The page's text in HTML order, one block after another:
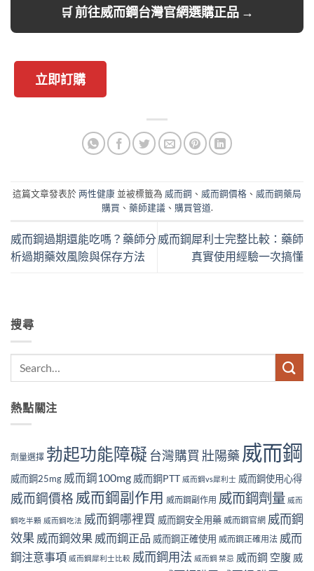
🛒 前往威而鋼台灣官網選購正品 →
立即訂購
這篇文章發表於两性健康 並被標籤為 威而鋼 、 威而鋼價格 、 威而鋼藥局
購買 、 藥師建議、 購買管道.
威而鋼過期還能吃嗎？藥師分
析過期藥效風險與保存方法
威而鋼犀利士完整比較：藥師
真實使用經驗一次搞懂
搜尋
熱點關注
劑量選擇 勃起功能障礙 台灣購買 壯陽藥 威而鋼
威而鋼25mg 威而鋼100mg 威而鋼PTT 威而鋼vs犀利士 威而鋼使用心得
威而鋼價格 威而鋼副作用 威而鋼副作用 威而鋼劑量 威而
鋼吃半顆 威而鋼吃法 威而鋼哪裡買 威而鋼安全用藥 威而鋼官網 威而鋼
效果 威而鋼效果 威而鋼正品 威而鋼正確使用 威而鋼正確用法 威而
鋼注意事項 威而鋼犀利士比較 威而鋼用法 威而鋼 禁忌 威而鋼 空腹 威